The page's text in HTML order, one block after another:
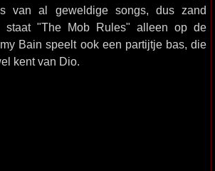
van al geweldige songs, dus zand
staat "The Mob Rules" alleen op de
Bain speelt ook een partijtje bas, die
kent van Dio.